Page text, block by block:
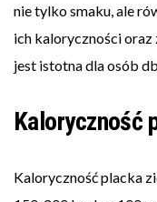
nie tylko smaku, ale
ich kaloryczności
jest istotna dla osób
Kaloryczność
Kaloryczność placka